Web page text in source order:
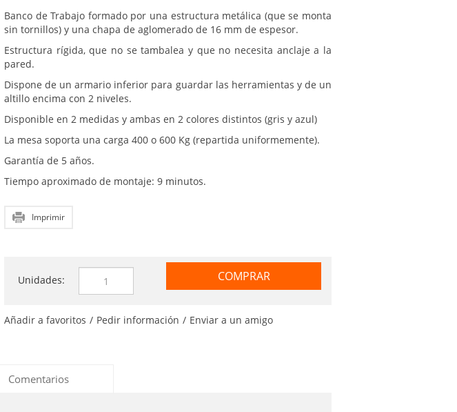
Banco de Trabajo formado por una estructura metálica (que se monta
sin tornillos) y una chapa de aglomerado de 16 mm de espesor.
Estructura rígida, que no se tambalea y que no necesita anclaje a la
pared.
Dispone de un armario inferior para guardar las herramientas y de un
altillo encima con 2 niveles.
Disponible en 2 medidas y ambas en 2 colores distintos (gris y azul)
La mesa soporta una carga 400 o 600 Kg (repartida uniformemente).
Garantía de 5 años.
Tiempo aproximado de montaje: 9 minutos.
Imprimir
Unidades: COMPRAR
Añadir a favoritos / Pedir información / Enviar a un amigo
Comentarios